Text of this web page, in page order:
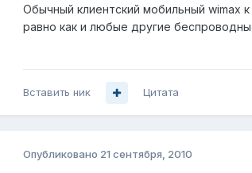
Обычный клиентский мобильный wimax
равно как и любые другие
Вставить ник Цитата
Опубликовано 21 сентября, 2010